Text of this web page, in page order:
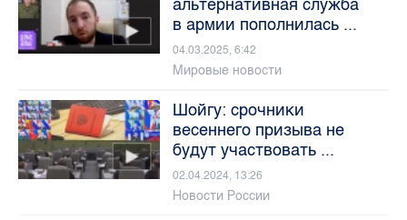
альтернативная служба
в армии пополнилась ...
04.03.2025, 6:42
Мировые новости
Шойгу: срочники
весеннего призыва не
будут участвовать ...
02.04.2024, 13:26
Новости России